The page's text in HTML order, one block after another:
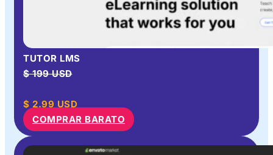
TUTOR LMS
$ 199 USD
$ 2.99 USD
COMPRAR BARATO